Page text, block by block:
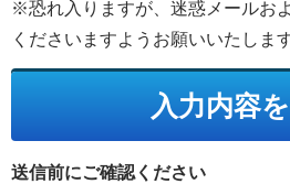
※恐れ入りますが、迷惑メールお
くださいますようお願いいたします
送信前にご確認ください